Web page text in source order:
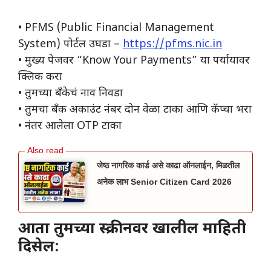
• PFMS (Public Financial Management
System) पोर्टल उघडा – https://pfms.nic.in
• मुख्य पेजवर “Know Your Payments” या पर्यायावर
क्लिक करा
• तुमच्या बँकेचं नाव निवडा
• तुमचा बँक अकाउंट नंबर दोन वेळा टाका आणि कॅप्चा भरा
• नंतर आलेला OTP टाका
जेष्ठ नागरिक कार्ड असे काढा ऑनलाईन, मिळतील
अनेक लाभ Senior Citizen Card 2026
आता तुमच्या स्क्रीनवर खालील माहिती
दिसेल: